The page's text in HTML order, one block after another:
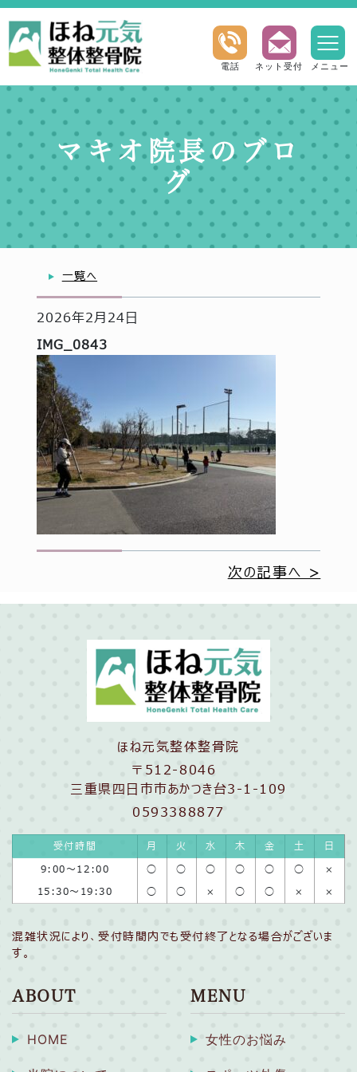
メニュー
ネット受付
電話
マキオ院長のブロ
グ
一覧へ
2026年2月24日
IMG_0843
次の記事へ >
ほね元気整体整骨院
〒512-8046
三重県四日市市あかつき台3-1-109
0593388877
受付時間 月 火 水 木 金 土
日
9:00〜12:00
◯ ◯ ◯ ◯ ◯ ◯
×
15:30〜19:30
◯ ◯ × ◯ ◯ × ×
混雑状況により、受付時間内でも受付終了となる場合がございま
す。
ABOUT
HOME
MENU
女性のお悩み